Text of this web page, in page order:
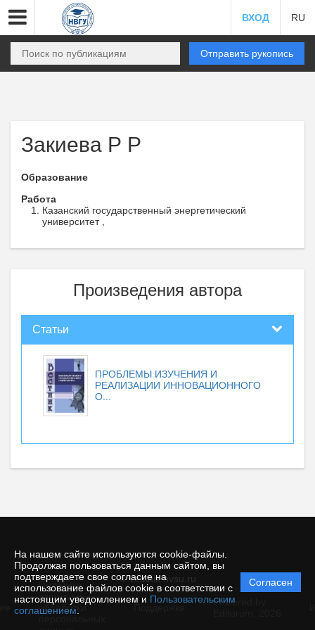
На нашем сайте используются cookie-файлы.
Продолжая пользоваться данным сайтом, вы
подтверждаете свое согласие на
использование файлов cookie в соответствии с
настоящим уведомлением и Пользовательским
соглашением
Согласен
ВХОД RU
Отправить рукопись
Закиева Р Р
Образование
Работа
Казанский государственный энергетический
университет ,
Произведения автора
Статьи
ПРОБЛЕМЫ ИЗУЧЕНИЯ И
РЕАЛИЗАЦИИ ИННОВАЦИОННОГО
О...
© vestnik.nvsu.ru
Политика
защиты и
обработки
Powered by